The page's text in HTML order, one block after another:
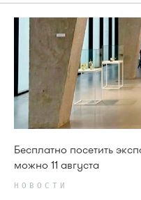
Бесплатно посетить
можно 11 августа
НОВОСТИ